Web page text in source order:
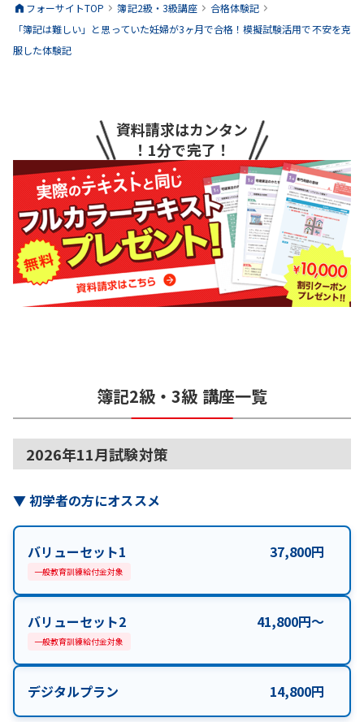
フォーサイトTOP 簿記2級・3級講座
合格体験記
「簿記は難しい」と思っていた妊婦が3ヶ月で合格！模擬試験活用で不安を克
服した体験記
資料請求はカンタン
！1分で完了！
簿記2級・3級 講座一覧
2026年11月試験対策
▼初学者の方にオススメ
バリューセット1 37,800円
一般教育訓練給付金対象
バリューセット2 41,800円〜
一般教育訓練給付金対象
デジタルプラン 14,800円